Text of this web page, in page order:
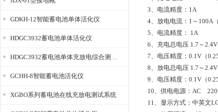
GDKH-12智能蓄电池单体活化仪
HDGC3932蓄电池单体活化仪
HDGC3932蓄电池单体充放电综合测试仪
GCHH-8智能蓄电池活化仪
XGBO系列蓄电池在线充放电测试系统
3、电流精度：1A
4、放电电流：1～100A
5、电流精度： 1A
6、充电总电压 1.7～
7、电压精度：0.1V（
8、放电总电压 1.7～
9、电压精度：0.1V（
10、供电电源：AC
11、显示方式：中英文